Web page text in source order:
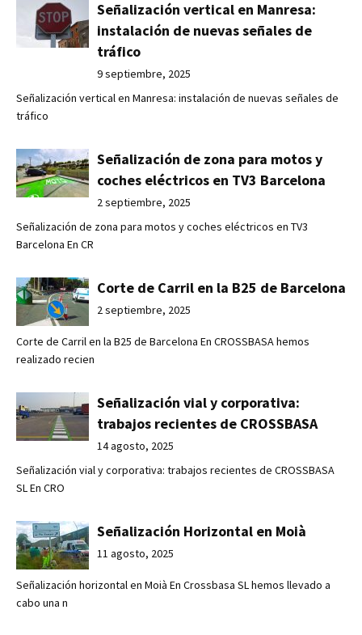
Señalización vertical en Manresa:
instalación de nuevas señales de
tráfico
9 septiembre, 2025
Señalización vertical en Manresa: instalación de nuevas señales de
tráfico
Señalización de zona para motos y
coches eléctricos en TV3 Barcelona
2 septiembre, 2025
Señalización de zona para motos y coches eléctricos en TV3
Barcelona En CR
Corte de Carril en la B25 de Barcelona
2 septiembre, 2025
Corte de Carril en la B25 de Barcelona En CROSSBASA hemos
realizado recien
Señalización vial y corporativa:
trabajos recientes de CROSSBASA
14 agosto, 2025
Señalización vial y corporativa: trabajos recientes de CROSSBASA
SL En CRO
Señalización Horizontal en Moià
11 agosto, 2025
Señalización horizontal en Moià En Crossbasa SL hemos llevado a
cabo una n